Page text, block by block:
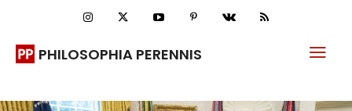
PHILOSOPHIA PERENNIS